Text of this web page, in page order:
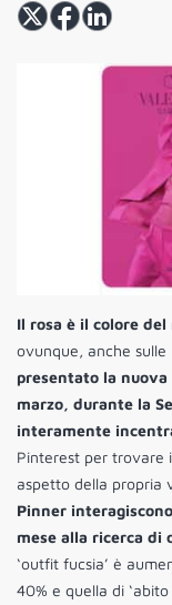
Il rosa è il colore del
ovunque, anche sulle
presentato la nuova
marzo, durante la
interamente
Pinterest per trovare
aspetto della propria
Pinner
mese alla ricerca di
‘outfit fucsia’ è
40% e quella di